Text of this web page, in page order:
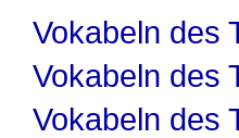
Vokabeln des
Vokabeln des
Vokabeln des